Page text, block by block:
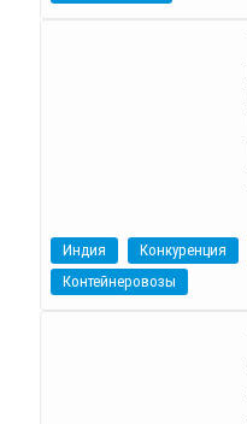
Индия Конкуренция
Контейнеровозы